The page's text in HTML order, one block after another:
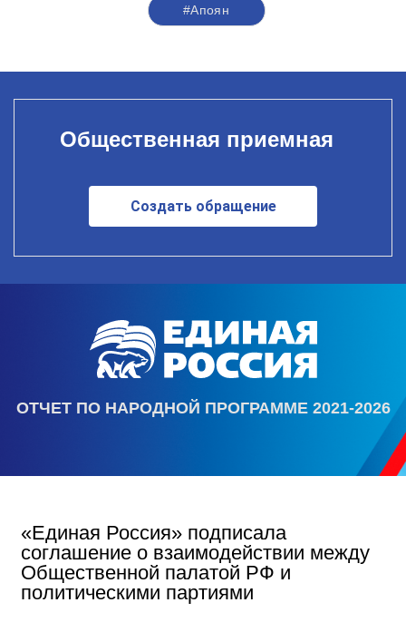
#Апоян
Общественная приемная
Создать обращение
ОТЧЕТ ПО НАРОДНОЙ ПРОГРАММЕ 2021-2026
«Единая Россия» подписала
соглашение о взаимодействии между
Общественной палатой РФ и
политическими партиями